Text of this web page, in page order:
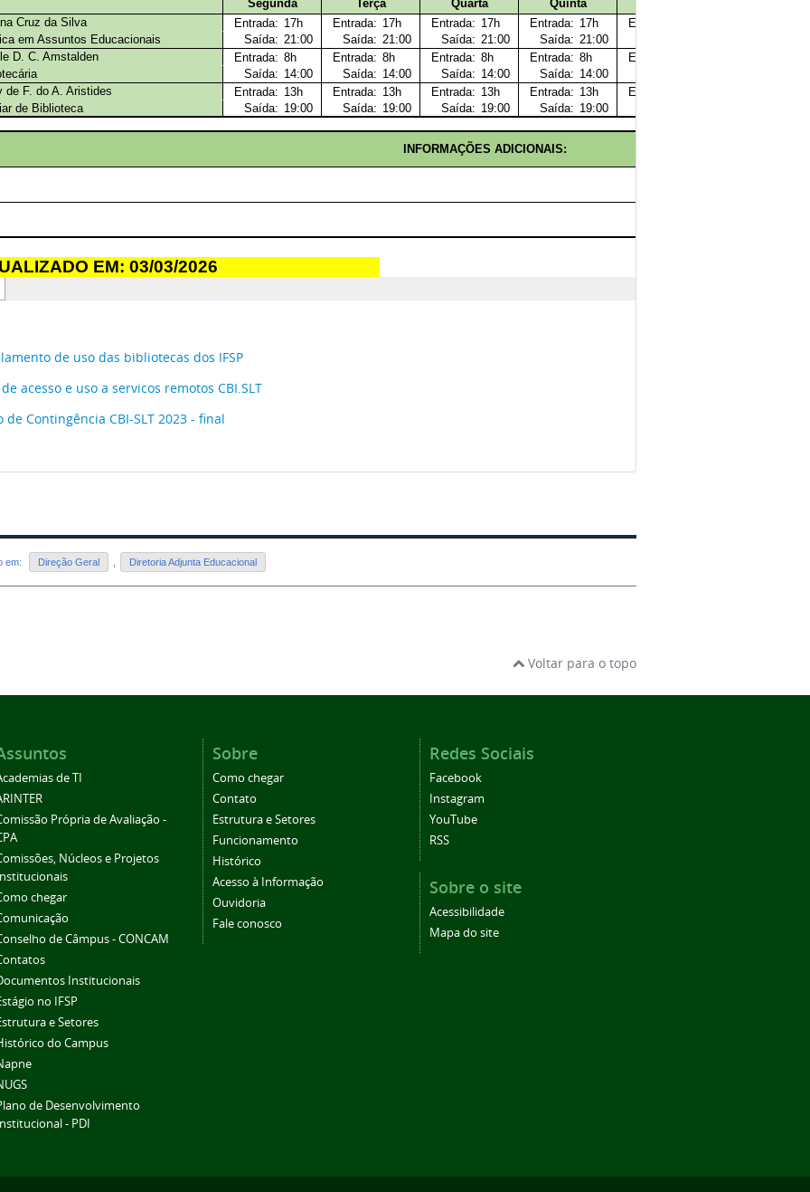
de uso das bibliotecas dos IFSP
acesso e uso a servicos remotos CBI.SLT
de Contingência CBI-SLT 2023 - final
em: Direção Geral Diretoria Adjunta Educacional
Voltar para o topo
de TI
Própria de Avaliação -
Núcleos e Projetos
chegar
de Câmpus - CONCAM
Institucionais
no IFSP
e Setores
do Campus
de Desenvolvimento
- PDI
Sobre
Como chegar
Contato
Estrutura e Setores
Funcionamento
Histórico
Acesso à Informação
Ouvidoria
Fale conosco
Redes Sociais
Facebook
Instagram
YouTube
RSS
Sobre o site
Acessibilidade
Mapa do site